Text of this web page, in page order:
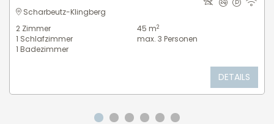
Scharbeutz-Klingberg
2 Zimmer
1 Schlafzimmer
1 Badezimmer
45 m2
max. 3 Personen
DETAILS